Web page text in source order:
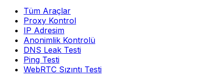
Tüm Araçlar
Proxy Kontrol
IP Adresim
Anonimlik Kontrolü
DNS Leak Testi
Ping Testi
WebRTC Sızıntı Testi